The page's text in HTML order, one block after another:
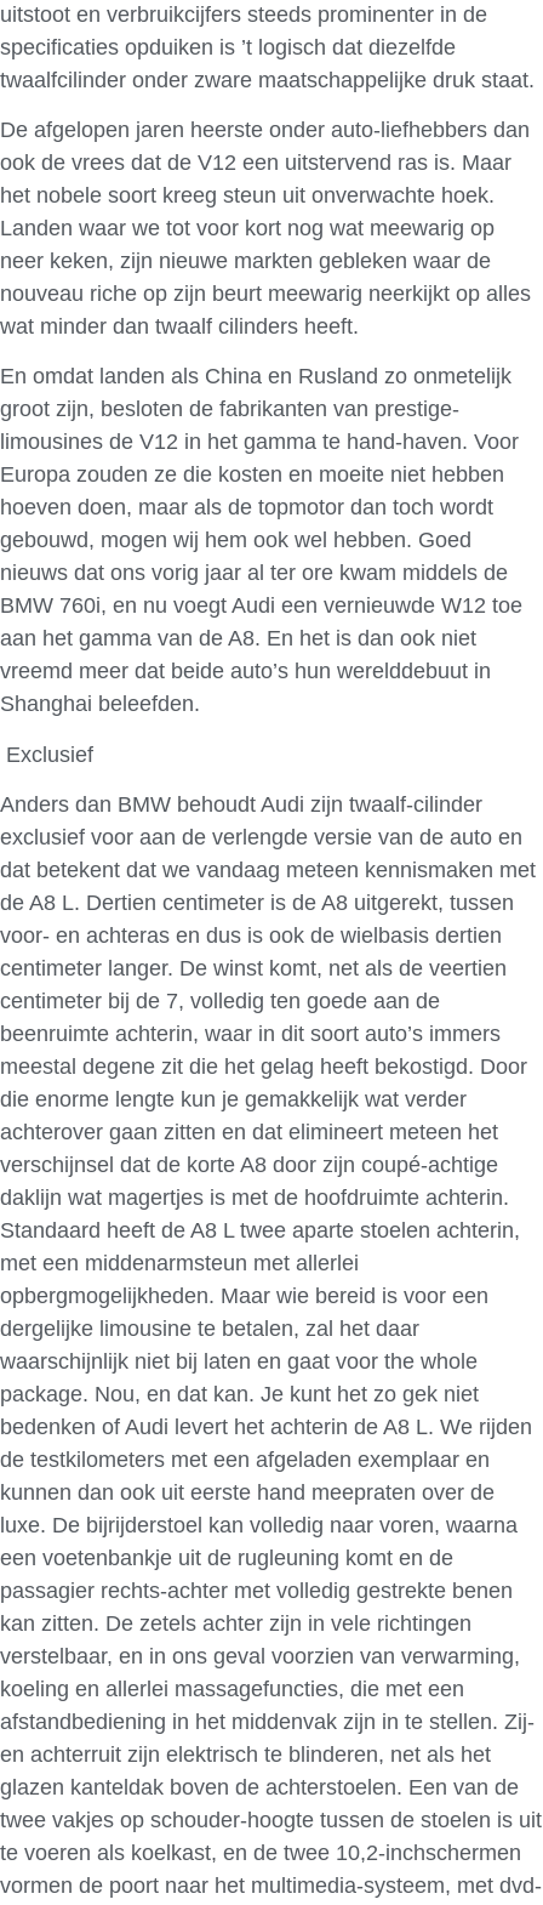
uitstoot en verbruikcijfers steeds prominenter in de
specificaties opduiken is ’t logisch dat diezelfde
twaalfcilinder onder zware maatschappelijke druk staat.
De afgelopen jaren heerste onder auto-liefhebbers dan
ook de vrees dat de V12 een uitstervend ras is. Maar
het nobele soort kreeg steun uit onverwachte hoek.
Landen waar we tot voor kort nog wat meewarig op
neer keken, zijn nieuwe markten gebleken waar de
nouveau riche op zijn beurt meewarig neerkijkt op alles
wat minder dan twaalf cilinders heeft.
En omdat landen als China en Rusland zo onmetelijk
groot zijn, besloten de fabrikanten van prestige-
limousines de V12 in het gamma te hand-haven. Voor
Europa zouden ze die kosten en moeite niet hebben
hoeven doen, maar als de topmotor dan toch wordt
gebouwd, mogen wij hem ook wel hebben. Goed
nieuws dat ons vorig jaar al ter ore kwam middels de
BMW 760i, en nu voegt Audi een vernieuwde W12 toe
aan het gamma van de A8. En het is dan ook niet
vreemd meer dat beide auto’s hun werelddebuut in
Shanghai beleefden.
Exclusief
Anders dan BMW behoudt Audi zijn twaalf-cilinder
exclusief voor aan de verlengde versie van de auto en
dat betekent dat we vandaag meteen kennismaken met
de A8 L. Dertien centimeter is de A8 uitgerekt, tussen
voor- en achteras en dus is ook de wielbasis dertien
centimeter langer. De winst komt, net als de veertien
centimeter bij de 7, volledig ten goede aan de
beenruimte achterin, waar in dit soort auto’s immers
meestal degene zit die het gelag heeft bekostigd. Door
die enorme lengte kun je gemakkelijk wat verder
achterover gaan zitten en dat elimineert meteen het
verschijnsel dat de korte A8 door zijn coupé-achtige
daklijn wat magertjes is met de hoofdruimte achterin.
Standaard heeft de A8 L twee aparte stoelen achterin,
met een middenarmsteun met allerlei
opbergmogelijkheden. Maar wie bereid is voor een
dergelijke limousine te betalen, zal het daar
waarschijnlijk niet bij laten en gaat voor the whole
package. Nou, en dat kan. Je kunt het zo gek niet
bedenken of Audi levert het achterin de A8 L. We rijden
de testkilometers met een afgeladen exemplaar en
kunnen dan ook uit eerste hand meepraten over de
luxe. De bijrijderstoel kan volledig naar voren, waarna
een voetenbankje uit de rugleuning komt en de
passagier rechts-achter met volledig gestrekte benen
kan zitten. De zetels achter zijn in vele richtingen
verstelbaar, en in ons geval voorzien van verwarming,
koeling en allerlei massagefuncties, die met een
afstandbediening in het middenvak zijn in te stellen. Zij-
en achterruit zijn elektrisch te blinderen, net als het
glazen kanteldak boven de achterstoelen. Een van de
twee vakjes op schouder-hoogte tussen de stoelen is uit
te voeren als koelkast, en de twee 10,2-inchschermen
vormen de poort naar het multimedia-systeem, met dvd-